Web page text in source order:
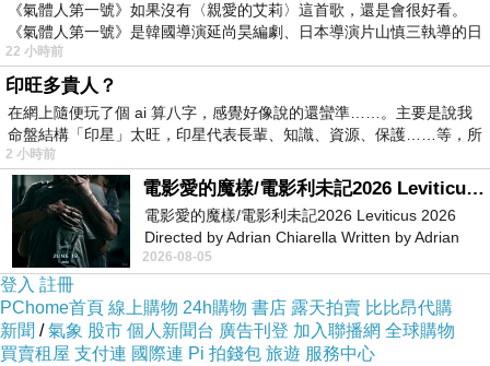
《氣體人第一號》如果沒有〈親愛的艾莉〉這首歌，還是會很好看。
《氣體人第一號》是韓國導演延尚昊編劇、日本導演片山慎三執導的日
22 小時前
印旺多貴人？
在網上隨便玩了個 ai 算八字，感覺好像說的還蠻準……。主要是說我
命盤結構「印星」太旺，印星代表長輩、知識、資源、保護……等，所
2 小時前
電影愛的魔樣/電影利未記2026 Leviticus 2026
電影愛的魔樣/電影利未記2026 Leviticus 2026
Directed by Adrian Chiarella Written by Adrian
Chiarella Starring Joe Bird
2026-08-05
登入 註冊
PChome首頁 線上購物 24h購物 書店 露天拍賣 比比昂代購
新聞 /氣象 股市 個人新聞台 廣告刊登 加入聯播網 全球購物
買賣租屋 支付連 國際連 Pi 拍錢包 旅遊 服務中心